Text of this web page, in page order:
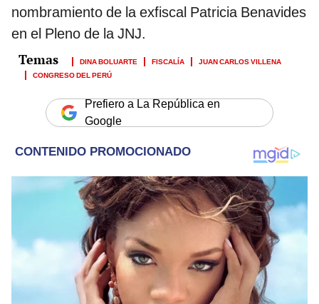
nombramiento de la exfiscal Patricia Benavides
en el Pleno de la JNJ.
DINA BOLUARTE FISCALÍA
JUAN CARLOS VILLENA
CONGRESO DEL PERÚ
Prefiero a La República en
Google